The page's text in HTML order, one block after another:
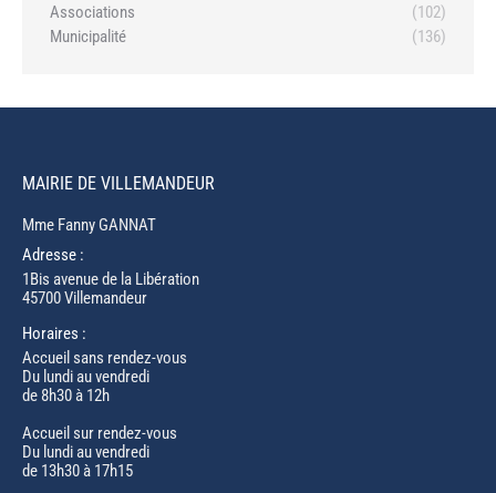
Associations
(102)
Municipalité
(136)
MAIRIE DE VILLEMANDEUR
Mme Fanny GANNAT
Adresse :
1Bis avenue de la Libération
45700 Villemandeur
Horaires :
Accueil sans rendez-vous
Du lundi au vendredi
de 8h30 à 12h
Accueil sur rendez-vous
Du lundi au vendredi
de 13h30 à 17h15